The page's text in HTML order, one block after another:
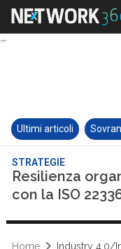
Ultimi articoli
STRATEGIE
Resilienza
con la ISO
Home Industry 4.0/